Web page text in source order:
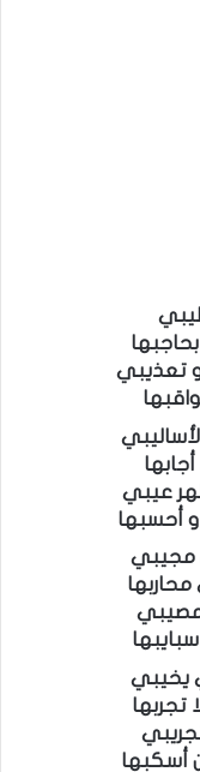
تعذيبي
عيبي
أحسبها
مجيبي
مصيبي
سبايبها
يخيبي
تجربها
أسكبها